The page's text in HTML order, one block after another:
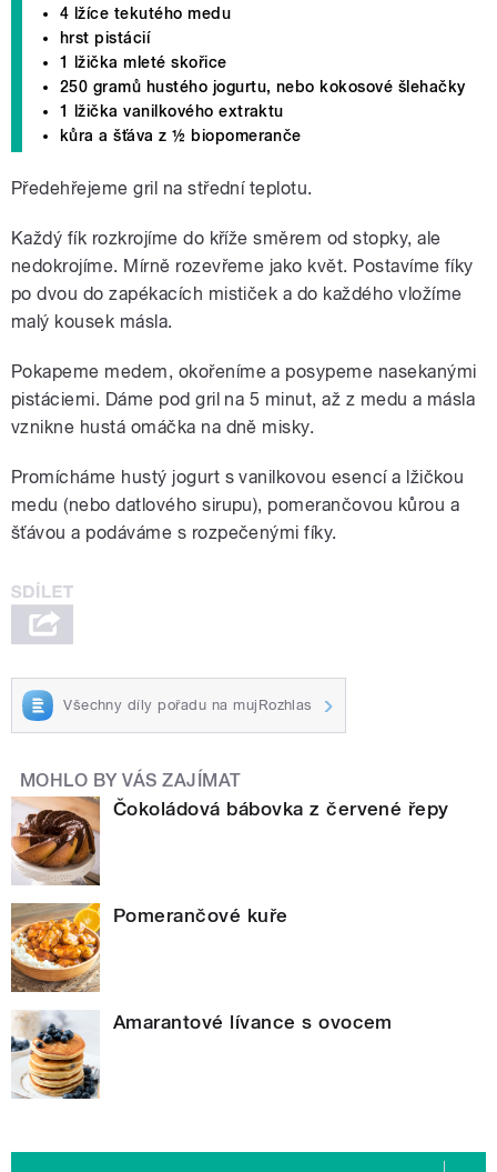
4 lžíce tekutého medu
hrst pistácií
1 lžička mleté skořice
250 gramů hustého jogurtu, nebo kokosové šlehačky
1 lžička vanilkového extraktu
kůra a šťáva z ½ biopomeranče
Předehřejeme gril na střední teplotu.
Každý fík rozkrojíme do kříže směrem od stopky, ale
nedokrojíme. Mírně rozevřeme jako květ. Postavíme fíky
po dvou do zapékacích mističek a do každého vložíme
malý kousek másla.
Pokapeme medem, okořeníme a posypeme nasekanými
pistáciemi. Dáme pod gril na 5 minut, až z medu a másla
vznikne hustá omáčka na dně misky.
Promícháme hustý jogurt s vanilkovou esencí a lžičkou
medu (nebo datlového sirupu), pomerančovou kůrou a
šťávou a podáváme s rozpečenými fíky.
Všechny díly pořadu na mujRozhlas
MOHLO BY VÁS ZAJÍMAT
Čokoládová bábovka z červené řepy
Pomerančové kuře
Amarantové lívance s ovocem